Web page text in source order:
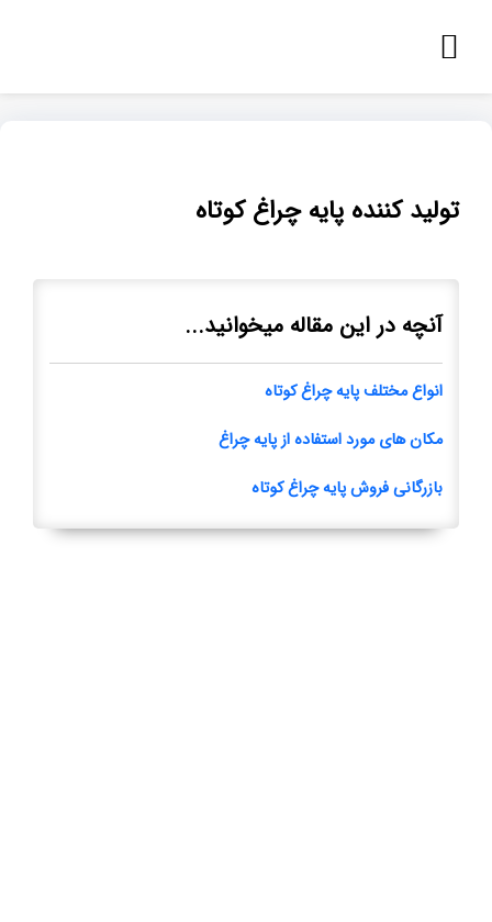
تولید کننده پایه چراغ کوتاه
آنچه در این مقاله میخوانید...
انواع مختلف پایه چراغ کوتاه
مکان های مورد استفاده از پایه چراغ
بازرگانی فروش پایه چراغ کوتاه